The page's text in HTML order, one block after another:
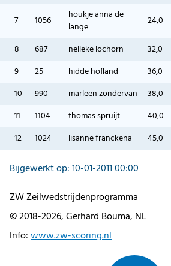
7 1056
houkje anna de
lange
24,0
8 687 nelleke lochorn 32,0
9
25 hidde hofland 36,0
10
990 marleen zondervan 38,0
11
1104 thomas spruijt 40,0
12
1024 lisanne franckena 45,0
Bijgewerkt op: 10-01-2011 00:00
ZW Zeilwedstrijdenprogramma
© 2018-2026, Gerhard Bouma, NL
Info:www.zw-scoring.nl